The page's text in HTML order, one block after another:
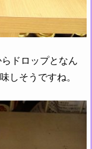
ドロップとなん
しそうですね。